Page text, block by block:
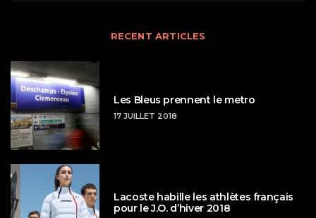
RECENT ARTICLES
Les Bleus prennent le metro
17 JUILLET 2018
Lacoste habille les athlètes français
pour le J.O. d’hiver 2018